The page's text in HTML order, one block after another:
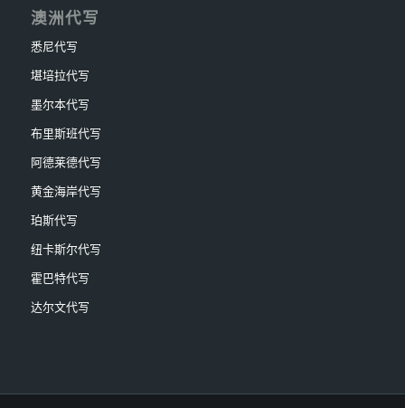
澳洲代写
悉尼代写
堪培拉代写
墨尔本代写
布里斯班代写
阿德莱德代写
黄金海岸代写
珀斯代写
纽卡斯尔代写
霍巴特代写
达尔文代写